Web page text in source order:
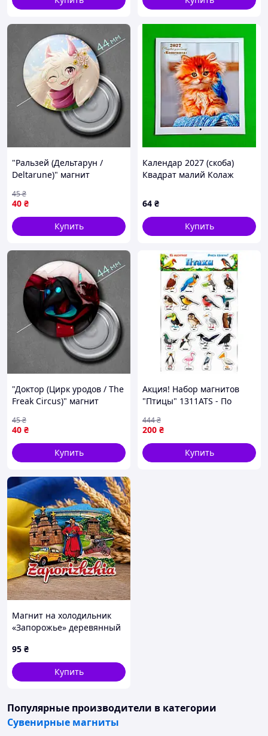
"Ральзей (Дельтарун /
Deltarune)" магнит
40 ₴
45₴
Купить
Календар 2027 (скоба)
Квадрат малий Колаж
64 ₴
Купить
"Доктор (Цирк уродов / The
Freak Circus)" магнит
40 ₴
45₴
Купить
Акция! Набор магнитов
"Птицы" 1311ATS - По
200 ₴
444₴
Купить
Магнит на холодильник
«Запорожье» деревянный
достопримечательностями
Запорожья, подарок
туристу
95 ₴
Купить
Популярные производители в категории
Сувенирные магниты